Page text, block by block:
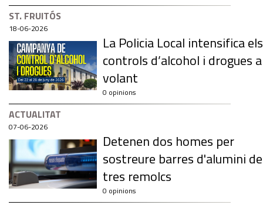
ST. FRUITÓS
18-06-2026
La Policia Local intensifica els
controls d’alcohol i drogues
volant
0 opinions
ACTUALITAT
07-06-2026
Detenen dos homes per
sostreure barres d'alumini de
tres remolcs
0 opinions